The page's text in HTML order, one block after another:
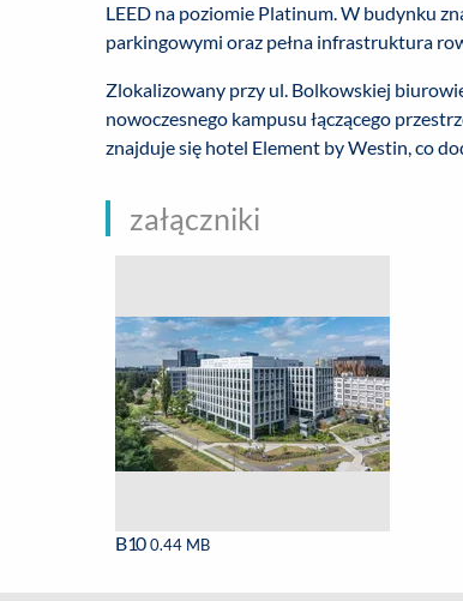
LEED na poziomie Platinum. W budynku
parkingowymi oraz pełna infrastruktura
Zlokalizowany przy ul. Bolkowskiej
nowoczesnego kampusu łączącego
znajduje się hotel Element by Westin, co
załączniki
B100.44 MB